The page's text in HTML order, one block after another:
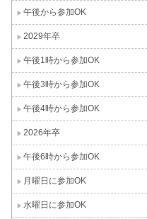
午後から参加OK
2029年卒
午後1時から参加OK
午後3時から参加OK
午後4時から参加OK
2026年卒
午後6時から参加OK
月曜日に参加OK
水曜日に参加OK